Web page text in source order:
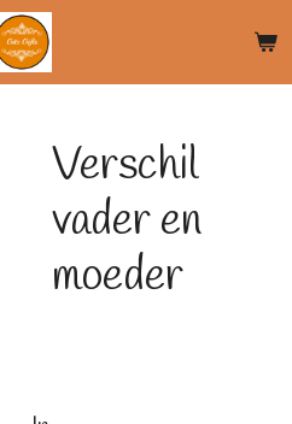
Verschil
vader en
moeder